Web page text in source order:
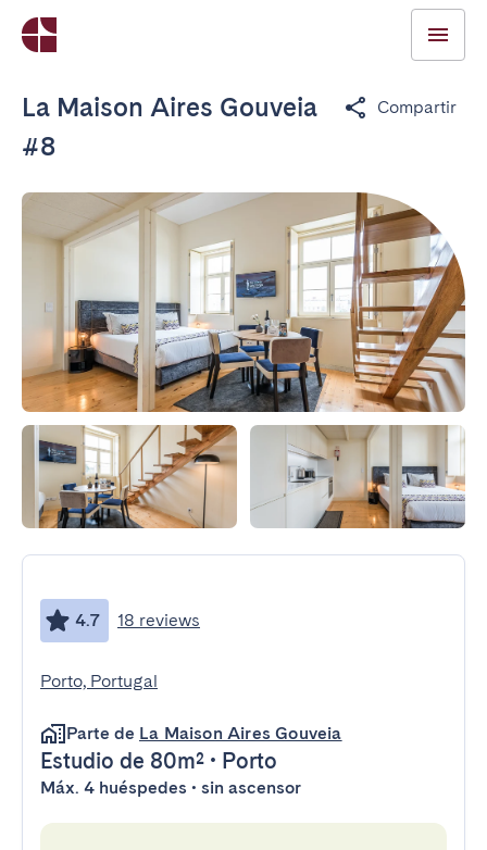
La Maison Aires Gouveia
#8
Compartir
4.7 18 reviews
Porto, Portugal
Parte de La Maison Aires Gouveia
Estudio de 80m² • Porto
Máx. 4 huéspedes • sin ascensor